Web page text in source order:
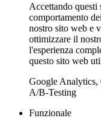
Accettando questi
comportamento
nostro sito web e
ottimizzare il
l'esperienza
questo sito web
Google Analytics,
A/B-Testing
Funzionale